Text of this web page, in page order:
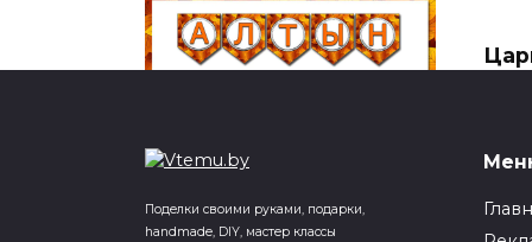
Растяжка Алтын күз в
виде флажков
Поделки своими руками, подарки,
handmade, DIY, мастер классы